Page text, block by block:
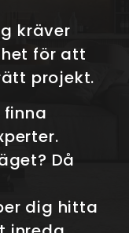
kräver
för att
projekt.
Då
dig hitta